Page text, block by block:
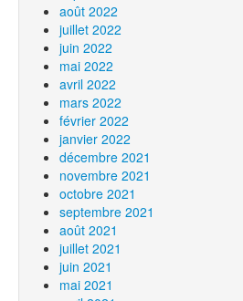
août 2022
juillet 2022
juin 2022
mai 2022
avril 2022
mars 2022
février 2022
janvier 2022
décembre 2021
novembre 2021
octobre 2021
septembre 2021
août 2021
juillet 2021
juin 2021
mai 2021